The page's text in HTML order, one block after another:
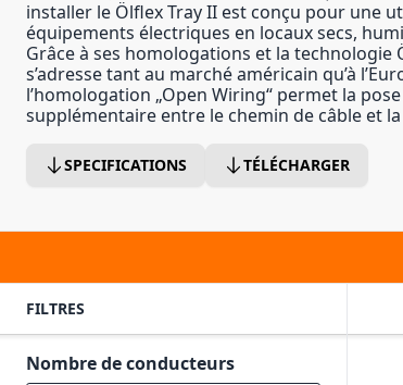
installer le Ölflex Tray II est conçu pour une
équipements électriques en locaux secs,
Grâce à ses homologations et la technologie
s’adresse tant au marché américain qu’à
l’homologation „Open Wiring“ permet la
supplémentaire entre le chemin de câble et
SPECIFICATIONS TÉLÉCHARGER
FILTRES
Nombre de conducteurs